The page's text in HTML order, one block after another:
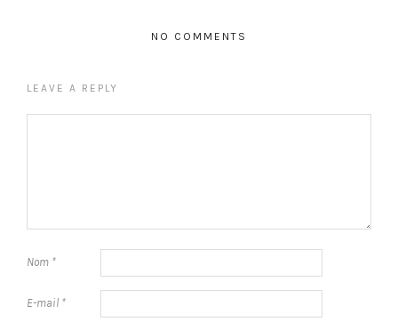
NO COMMENTS
LEAVE A REPLY
Nom *
E-mail *